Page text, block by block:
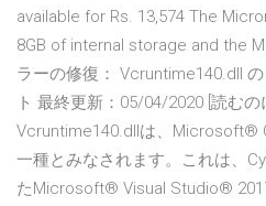
available for Rs. 13,574 The
8GB of internal storage and the
ラーの修復： Vcruntime140.dll
ト 最終更新：05/04/2020 [読む
Vcruntime140.dllは、Microsoft®
一種とみなされます。これは、
たMicrosoft® Visual Studio®